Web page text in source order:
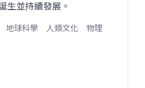
生並持續發展。
地球科學 人類文化 物理